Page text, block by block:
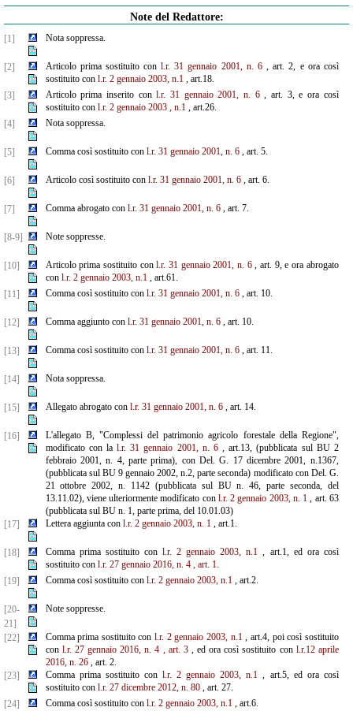
Note del Redattore:
[1] Nota soppressa.
[2] Articolo prima sostituito conl.r. 31 gennaio 2001, n. 6, art. 2, e ora così
sostituito con l.r. 2 gennaio 2003, n.1, art.18.
[3]
Articolo prima inserito conl.r. 31 gennaio 2001, n. 6, art. 3, e ora così
sostituito con l.r. 2 gennaio 2003 , n.1, art.26.
[4]
Nota soppressa.
[5] Comma così sostituito con l.r. 31 gennaio 2001, n. 6, art. 5.
[6] Articolo così sostituito con l.r. 31 gennaio 2001, n. 6, art. 6.
[7] Comma abrogato con l.r. 31 gennaio 2001, n. 6, art. 7.
[8-9] Note soppresse.
[10] Articolo prima sostituito conl.r. 31 gennaio 2001, n. 6, art. 9, e ora abrogato
con l.r. 2 gennaio 2003, n.1, art.61.
[11]
Comma così sostituito con l.r. 31 gennaio 2001, n. 6, art. 10.
[12] Comma aggiunto con l.r. 31 gennaio 2001, n. 6, art. 10.
[13] Comma così sostituito con l.r. 31 gennaio 2001, n. 6, art. 11.
[14] Nota soppressa.
[15] Allegato abrogato con l.r. 31 gennaio 2001, n. 6, art. 14.
[16]
L'allegato B, "Complessi del patrimonio agricolo forestale della Regione",
modificato con lal.r. 31 gennaio 2001, n. 6, art.13, (pubblicata sul BU 2
febbraio 2001, n. 4, parte prima), con Del. G. 17 dicembre 2001, n.1367,
(pubblicata sul BU 9 gennaio 2002, n.2, parte seconda) modificato con Del. G.
21 ottobre 2002, n. 1142 (pubblicata sul BU n. 46, parte seconda, del
13.11.02), viene ulteriormente modificato con l.r. 2 gennaio 2003, n. 1 , art. 63
(pubblicata sul BU n. 1, parte prima, del 10.01.03)
[17]
Lettera aggiunta con l.r. 2 gennaio 2003, n. 1, art.1.
[18] Comma prima sostituito con l.r. 2 gennaio 2003, n.1 , art.1, ed ora così
sostituito con l.r. 27 gennaio 2016, n. 4 , art. 1.
[19]
Comma così sostituito con l.r. 2 gennaio 2003, n.1, art.2.
[20-
21]
Note soppresse.
[22] Comma prima sostituito conl.r. 2 gennaio 2003, n.1, art.4, poi così sostituito
con l.r. 27 gennaio 2016, n. 4 , art. 3, ed ora così sostituito con l.r.12 aprile
2016, n. 26, art. 2.
[23]
Comma prima sostituito con l.r. 2 gennaio 2003, n.1 , art.5, ed ora così
sostituito con l.r. 27 dicembre 2012, n. 80, art. 27.
[24]
Comma così sostituito con l.r. 2 gennaio 2003, n.1, art.6.